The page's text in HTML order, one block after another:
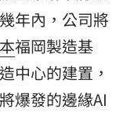
年內，公司將
福岡製造基
中心的建置，
爆發的邊緣AI